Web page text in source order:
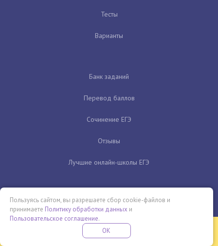
Тесты
Варианты
Банк заданий
Перевод баллов
Сочинение ЕГЭ
Отзывы
Лучшие онлайн-школы ЕГЭ
Бесплатная летняя школа
ПРОВЕДИ ЭТО ЛЕТО С ПОЛЬЗОЙ
Пользуясь сайтом, вы разрешаете сбор cookie-файлов и
принимаете Политику обработки данных и
Пользовательское соглашение.
OK